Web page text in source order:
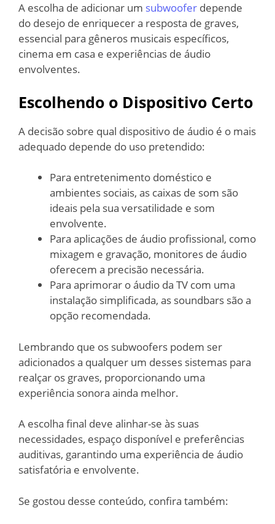
A escolha de adicionar um subwoofer depende
do desejo de enriquecer a resposta de graves,
essencial para gêneros musicais específicos,
cinema em casa e experiências de áudio
envolventes.
Escolhendo o Dispositivo Certo
A decisão sobre qual dispositivo de áudio é o mais
adequado depende do uso pretendido:
Para entretenimento doméstico e
ambientes sociais, as caixas de som são
ideais pela sua versatilidade e som
envolvente.
Para aplicações de áudio profissional, como
mixagem e gravação, monitores de áudio
oferecem a precisão necessária.
Para aprimorar o áudio da TV com uma
instalação simplificada, as soundbars são a
opção recomendada.
Lembrando que os subwoofers podem ser
adicionados a qualquer um desses sistemas para
realçar os graves, proporcionando uma
experiência sonora ainda melhor.
A escolha final deve alinhar-se às suas
necessidades, espaço disponível e preferências
auditivas, garantindo uma experiência de áudio
satisfatória e envolvente.
Se gostou desse conteúdo, confira também: